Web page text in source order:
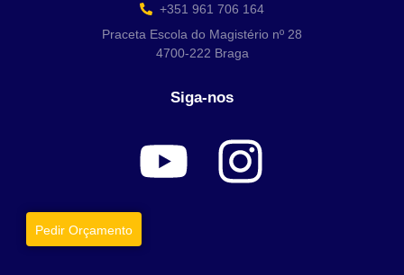
+351 961 706 164
Praceta Escola do Magistério nº 28
4700-222 Braga
Siga-nos
Pedir Orçamento